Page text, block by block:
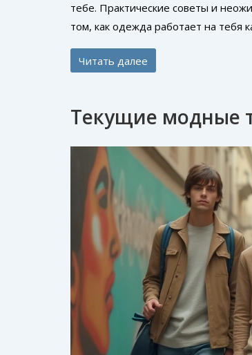
тебе. Практические советы и
том, как одежда работает на тебя
Читать далее
Текущие модные